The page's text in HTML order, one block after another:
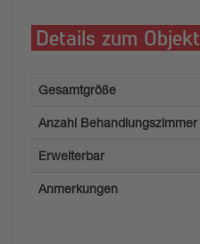
Details zum Objekt
Gesamtgröße
Anzahl Behandlungszimmer
Erweiterbar
Anmerkungen